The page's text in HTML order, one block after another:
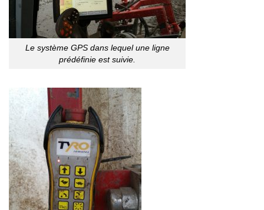
Le système GPS dans lequel une ligne
prédéfinie est suivie.